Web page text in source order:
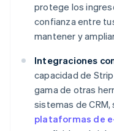
protege los
confianza entre
mantener y
Integraciones
capacidad de
gama de otras
sistemas de
plataformas de